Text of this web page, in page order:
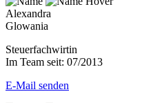
Alexandra
Glowania
Steuerfachwirtin
Im Team seit: 07/2013
E-Mail senden